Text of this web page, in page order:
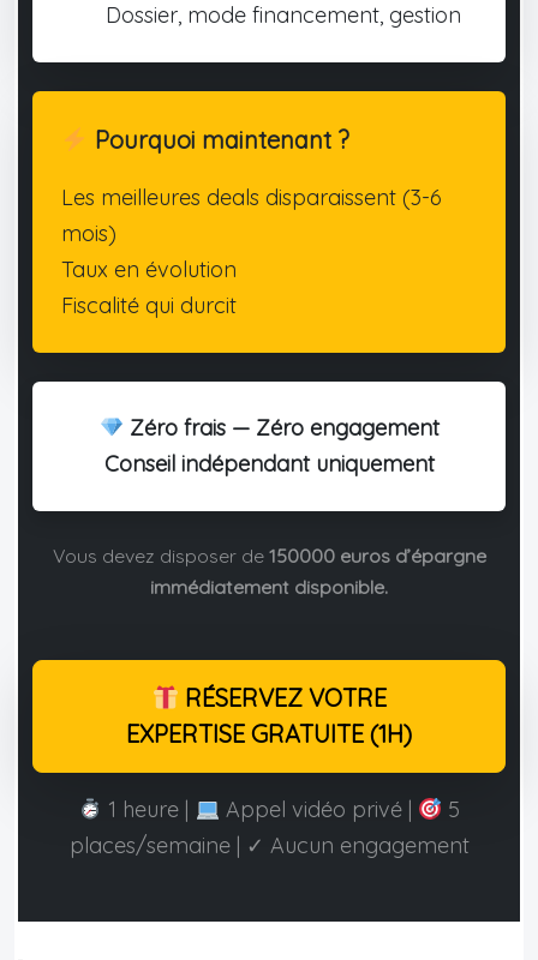
Dossier, mode financement, gestion
Pourquoi maintenant ?
Les meilleures deals disparaissent (3-6
mois)
Taux en évolution
Fiscalité qui durcit
Zéro frais — Zéro engagement
Conseil indépendant uniquement
Vous devez disposer de 150000 euros d’épargne
immédiatement disponible.
RÉSERVEZ VOTRE
EXPERTISE GRATUITE (1H)
1 heure | Appel vidéo privé |
5
places/semaine | ✓ Aucun engagement